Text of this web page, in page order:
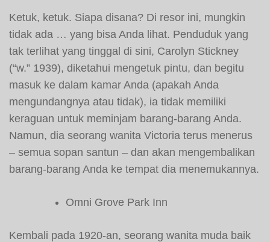
Ketuk, ketuk. Siapa disana? Di resor ini, mungkin
tidak ada … yang bisa Anda lihat. Penduduk yang
tak terlihat yang tinggal di sini, Carolyn Stickney
(“w.” 1939), diketahui mengetuk pintu, dan begitu
masuk ke dalam kamar Anda (apakah Anda
mengundangnya atau tidak), ia tidak memiliki
keraguan untuk meminjam barang-barang Anda.
Namun, dia seorang wanita Victoria terus menerus
– semua sopan santun – dan akan mengembalikan
barang-barang Anda ke tempat dia menemukannya.
Omni Grove Park Inn
Kembali pada 1920-an, seorang wanita muda baik